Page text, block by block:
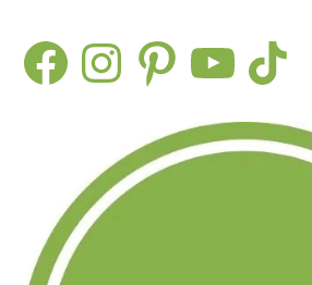
FacebookInstagramPinterest TikTok